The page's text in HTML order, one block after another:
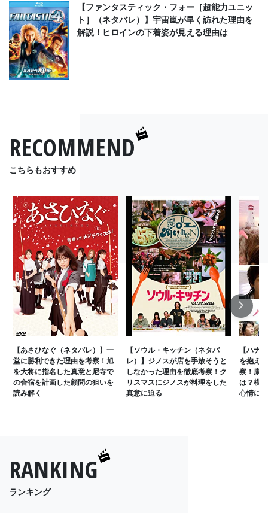
【ファンタスティック・フォー［超能力ユニッ
ト］（ネタバレ）】宇宙嵐が早く訪れた理由を
解説！ヒロインの下着姿が見える理由は
RECOMMEND
こちらもおすすめ
【あさひなぐ（ネタバレ）】一
堂に勝利できた理由を考察！旭
を大将に指名した真意と尼寺で
の合宿を計画した顧問の狙いを
読み解く
【ソウル・キッチン（ネタバ
レ）】ジノスが店を手放そうと
しなかった理由を徹底考察！ク
リスマスにジノスが料理をした
真意に迫る
【ハナ
を抱え
察！康
は？模
心情に
Next
RANKING
ランキング